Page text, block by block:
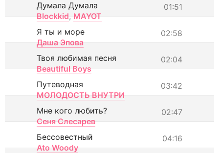
01:51
Думала Думала
Blockkid, MAYOT
02:58
Я ты и море
Даша Эпова
02:04
Твоя любимая песня
Beautiful Boys
03:42
Путеводная
МОЛОДОСТЬ ВНУТРИ
02:47
Мне кого любить?
Сеня Слесарев
04:16
Бессовестный
Ato Woody